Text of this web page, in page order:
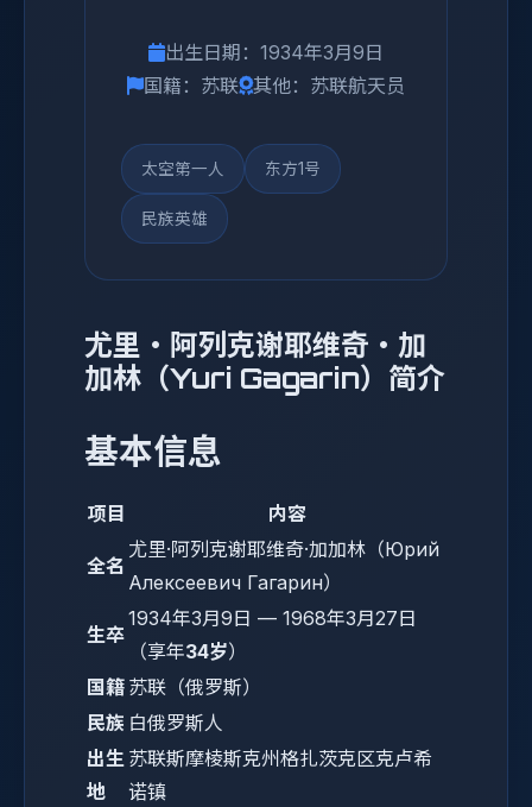
出生日期：1934年3月9日
国籍：苏联 其他：苏联航天员
太空第一人 东方1号
民族英雄
尤里·阿列克谢耶维奇·加
加林（Yuri Gagarin）简介
基本信息
项目 内容
全名
尤里·阿列克谢耶维奇·加加林（Юрий
Алексеевич Гагарин）
生卒
1934年3月9日 — 1968年3月27日
（享年34岁）
国籍 苏联（俄罗斯）
民族 白俄罗斯人
出生
地
苏联斯摩棱斯克州格扎茨克区克卢希
诺镇